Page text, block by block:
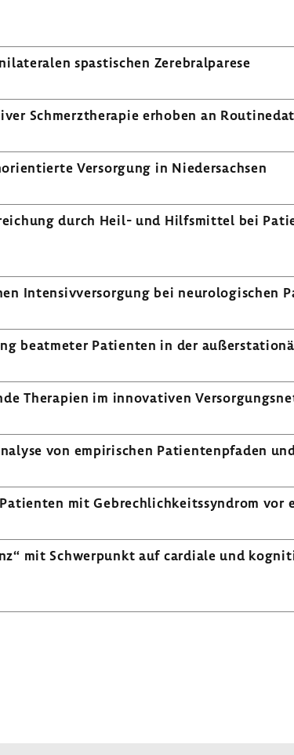
spas­ti­schen Zere­bral­pa­rese
Schmerz­the­rapie erhoben an
Versor­gung in Nieder­sachsen
durch Heil- und Hilfs­mittel bei
Inten­siv­ver­sor­gung bei neuro­lo­gi­schen
beatmeter Pati­enten in der
Thera­pien im inno­va­tiven
von empi­ri­schen Pati­en­ten­pfaden
mit Gebrech­lich­keits­syn­drom vor
mit Schwer­punkt auf cardiale und